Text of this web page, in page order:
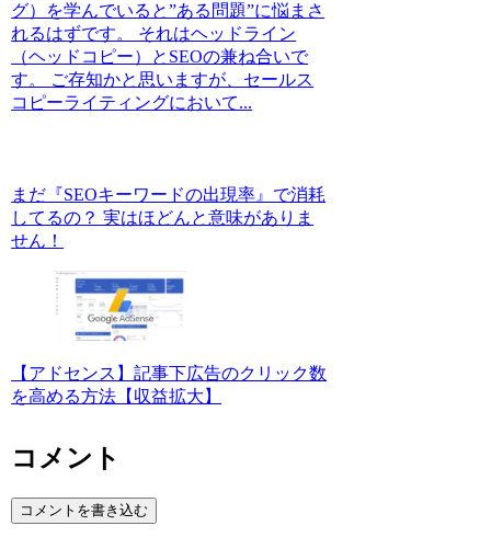
グ）を学んでいると”ある問題”に悩まさ
れるはずです。 それはヘッドライン
（ヘッドコピー）とSEOの兼ね合いで
す。 ご存知かと思いますが、セールス
コピーライティングにおいて...
まだ『SEOキーワードの出現率』で消耗
してるの？ 実はほどんと意味がありま
せん！
【アドセンス】記事下広告のクリック数
を高める方法【収益拡大】
コメント
コメントを書き込む